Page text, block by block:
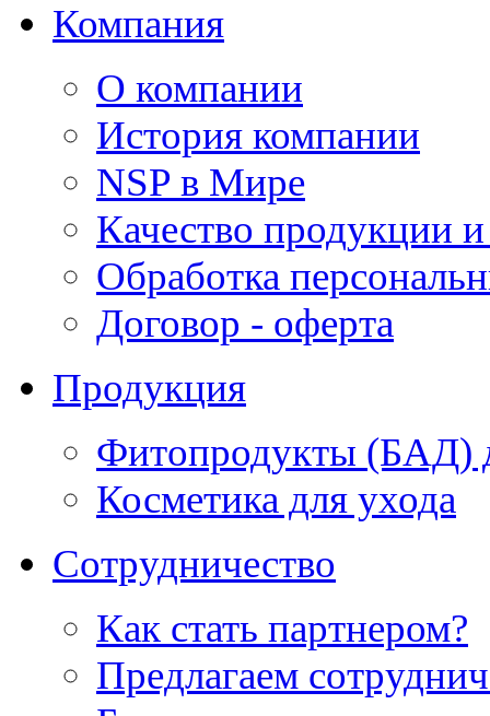
Компания
О компании
История компании
NSP в Мире
Качество продукции
Обработка
Договор - оферта
Продукция
Фитопродукты (БАД)
Косметика для ухода
Сотрудничество
Как стать партнером?
Предлагаем